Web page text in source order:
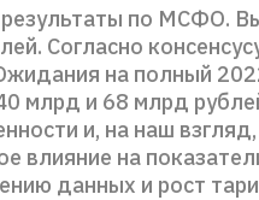
по МСФО.
Согласно
на полный
млрд и 68 млрд
и, на наш
влияние на
данных и рост